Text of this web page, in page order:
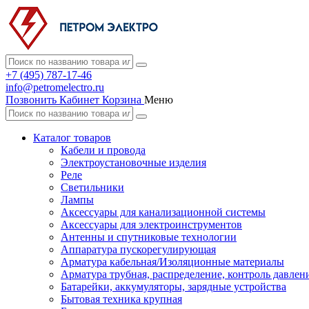
+7 (495) 787-17-46
info@petromelectro.ru
Позвонить Кабинет Корзина Меню
Каталог товаров
Кабели и провода
Электроустановочные изделия
Реле
Светильники
Лампы
Аксессуары для канализационной системы
Аксессуары для электроинструментов
Антенны и спутниковые технологии
Аппаратура пускорегулирующая
Арматура кабельная/Изоляционные материалы
Арматура трубная, распределение, контроль
Батарейки, аккумуляторы, зарядные устройства
Бытовая техника крупная